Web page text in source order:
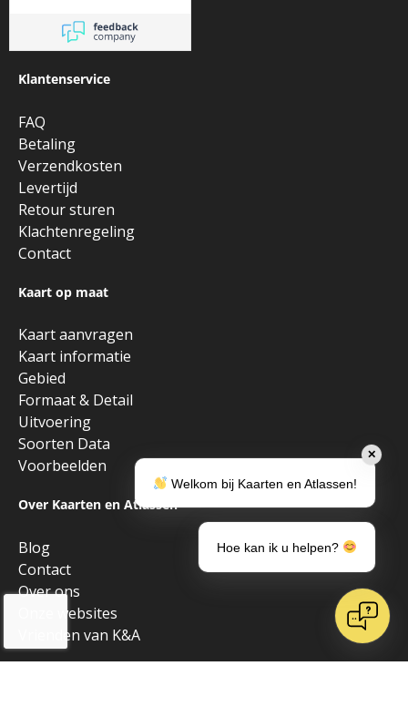
Klantenservice
FAQ
Betaling
Verzendkosten
Levertijd
Retour sturen
Klachtenregeling
Contact
Kaart op maat
Kaart aanvragen
Kaart informatie
Gebied
Formaat & Detail
Uitvoering
Soorten Data
Voorbeelden
Over Kaarten en Atlassen
Blog
Contact
Over ons
Onze websites
Vrienden van K&A
✕
Welkom bij Kaarten en Atlassen!
Hoe kan ik u helpen?